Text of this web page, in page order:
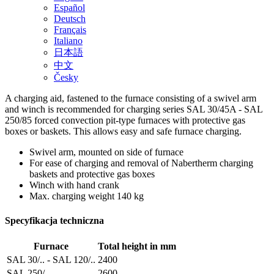
Español
Deutsch
Français
Italiano
日本語
中文
Česky
A charging aid, fastened to the furnace consisting of a swivel arm
and winch is recommended for charging series SAL 30/45A - SAL
250/85 forced convection pit-type furnaces with protective gas
boxes or baskets. This allows easy and safe furnace charging.
Swivel arm, mounted on side of furnace
For ease of charging and removal of Nabertherm charging
baskets and protective gas boxes
Winch with hand crank
Max. charging weight 140 kg
Specyfikacja techniczna
Furnace
Total height in mm
SAL 30/.. - SAL 120/.. 2400